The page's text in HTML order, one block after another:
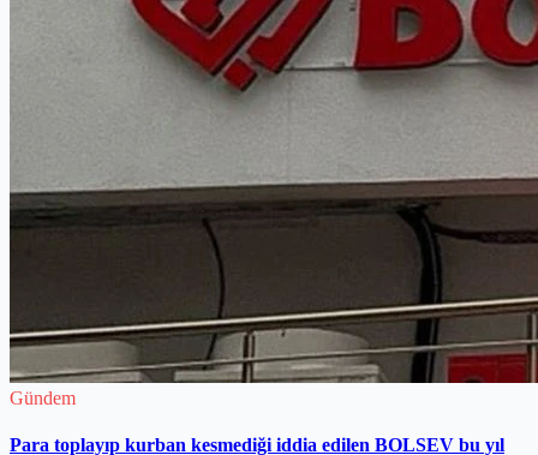
Gündem
Para toplayıp kurban kesmediği iddia edilen BOLSEV bu yıl